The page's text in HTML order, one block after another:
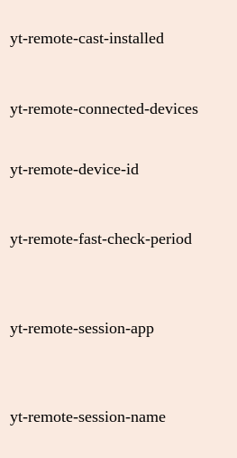
yt-remote-cast-installed
yt-remote-connected-devices
yt-remote-device-id
yt-remote-fast-check-period
yt-remote-session-app
yt-remote-session-name